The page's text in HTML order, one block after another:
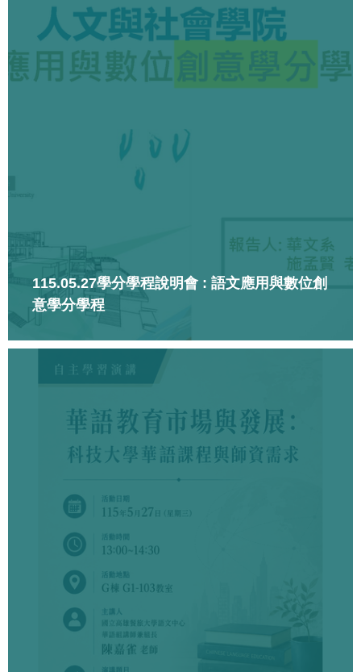
115.05.27學分學程說明會 : 語文應用與數位創
意學分學程